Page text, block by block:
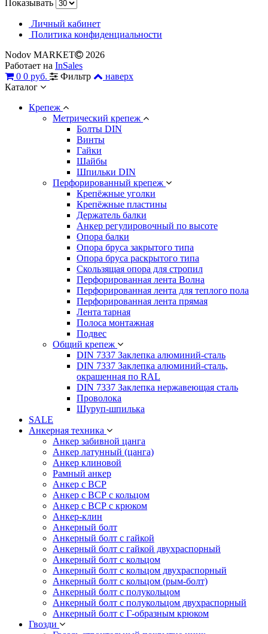
Показывать
Личный кабинет
Политика конфиденциальности
Nodov MARKET
2026
Работает на InSales
0 0 руб. Фильтр
наверх
Каталог
Крепеж
Метрический крепеж
Болты DIN
Винты
Гайки
Шайбы
Шпильки DIN
Перфорированный крепеж
Крепёжные уголки
Крепёжные пластины
Держатель балки
Анкер регулировочный по высоте
Опора балки
Опора бруса закрытого типа
Опора бруса раскрытого типа
Скользящая опора для стропил
Перфорированная лента Волна
Перфорированная лента для теплого пола
Перфорированная лента прямая
Лента тарная
Полоса монтажная
Подвес
Общий крепеж
DIN 7337 Заклепка алюминий-сталь
DIN 7337 Заклепка алюминий-сталь,
окрашенная по RAL
DIN 7337 Заклепка нержавеющая сталь
Проволока
Шуруп-шпилька
SALE
Анкерная техника
Анкер забивной цанга
Анкер латунный (цанга)
Анкер клиновой
Рамный анкер
Анкер с ВСР
Анкер с ВСР с кольцом
Анкер с ВСР с крюком
Анкер-клин
Анкерный болт
Анкерный болт с гайкой
Анкерный болт с гайкой двухраспорный
Анкерный болт с кольцом
Анкерный болт с кольцом двухраспорный
Анкерный болт с кольцом (рым-болт)
Анкерный болт с полукольцом
Анкерный болт с полукольцом двухраспорный
Анкерный болт с Г-образным крюком
Гвозди